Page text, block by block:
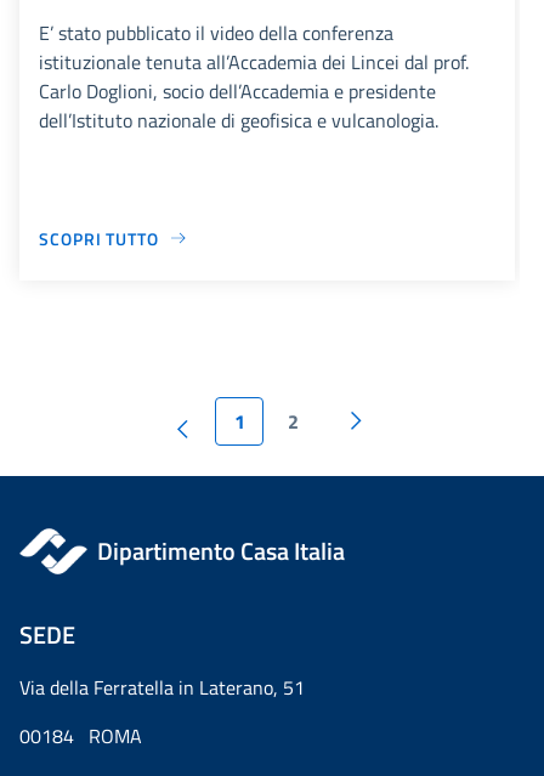
E’ stato pubblicato il video della conferenza
istituzionale tenuta all’Accademia dei Lincei dal prof.
Carlo Doglioni, socio dell’Accademia e presidente
dell’Istituto nazionale di geofisica e vulcanologia.
SCOPRI TUTTO
1 2
Dipartimento Casa Italia
SEDE
Via della Ferratella in Laterano, 51
00184 ROMA